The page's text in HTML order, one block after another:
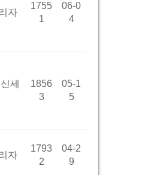
자
1755
1
06-0
4
세
1856
3
05-1
5
자
1793
2
04-2
9